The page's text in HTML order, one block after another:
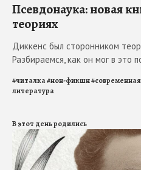
Псевдонаука: новая
теориях
Диккенс был сторонником
Разбираемся, как он мог в это
#читалка#нон-фикшн#
литература
В этот день родились